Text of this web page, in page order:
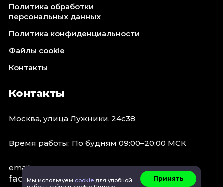
Политика обработки
персональных данных
Политика конфиденциальности
Файлы cookie
Контакты
Контакты
Москва, улица Лужники, 24с38
Время работы: По будням 09:00–20:00 МСК
email:
faq@spb.events
Мы используем cookie для удобной
Принять